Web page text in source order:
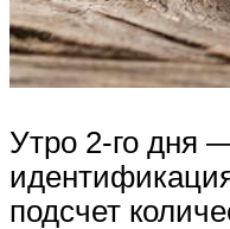
Утро 2-го дня
подсчет